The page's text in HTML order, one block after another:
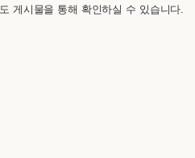
게시물을 통해 확인하실 수 있습니다.